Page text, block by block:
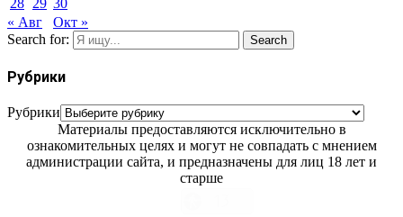
« Авг
Окт »
Search for:
Search
Рубрики
Рубрики
Материалы предоставляются исключительно в
ознакомительных целях и могут не совпадать с мнением
администрации сайта, и предназначены для лиц 18 лет и
старше